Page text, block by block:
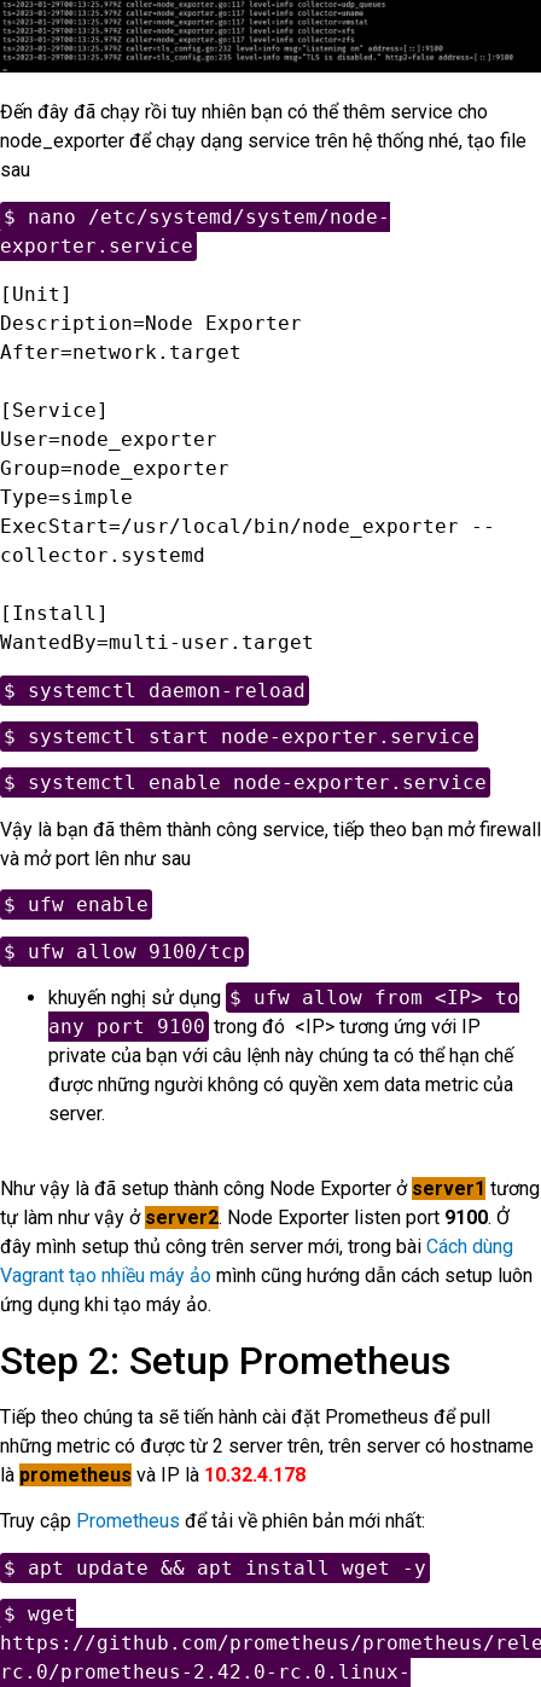
Đến đây đã chạy rồi tuy nhiên bạn có thể thêm service cho
node_exporter để chạy dạng service trên hệ thống nhé, tạo file
sau
$ nano /etc/systemd/system/node-
exporter.service
[Unit]
Description=Node Exporter
After=network.target
[Service]
User=node_exporter
Group=node_exporter
Type=simple
ExecStart=/usr/local/bin/node_exporter --
collector.systemd
[Install]
WantedBy=multi-user.target
$ systemctl daemon-reload
$ systemctl start node-exporter.service
$ systemctl enable node-exporter.service
Vậy là bạn đã thêm thành công service, tiếp theo bạn mở firewall
và mở port lên như sau
$ ufw enable
$ ufw allow 9100/tcp
khuyến nghị sử dụng $ ufw allow from <IP> to
any port 9100 trong đó <IP> tương ứng với IP
private của bạn với câu lệnh này chúng ta có thể hạn chế
được những người không có quyền xem data metric của
server.
Như vậy là đã setup thành công Node Exporter ở server1 tương
tự làm như vậy ở server2. Node Exporter listen port 9100. Ở
đây mình setup thủ công trên server mới, trong bài Cách dùng
Vagrant tạo nhiều máy ảo mình cũng hướng dẫn cách setup luôn
ứng dụng khi tạo máy ảo.
Step 2: Setup Prometheus
Tiếp theo chúng ta sẽ tiến hành cài đặt Prometheus để pull
những metric có được từ 2 server trên, trên server có hostname
là prometheus và IP là 10.32.4.178
Truy cập Prometheus để tải về phiên bản mới nhất:
$ apt update && apt install wget -y
$ wget
https://github.com/prometheus/prometheus/
rc.0/prometheus-2.42.0-rc.0.linux-